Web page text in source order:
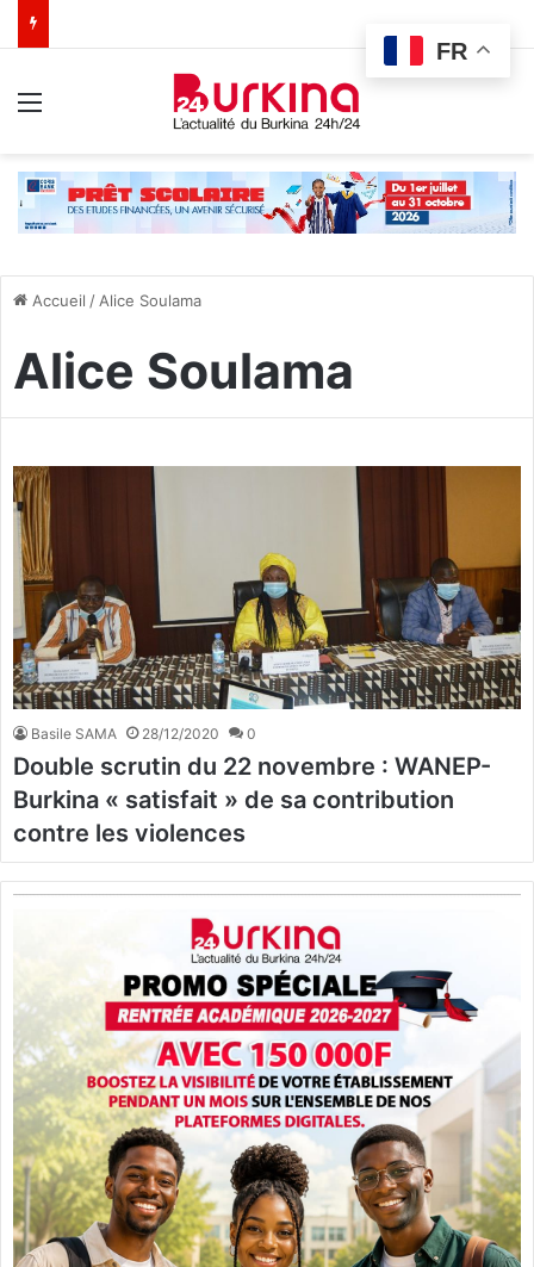
Accueil / Alice Soulama
Alice Soulama
Basile SAMA 28/12/2020 0
Double scrutin du 22 novembre : WANEP-
Burkina « satisfait » de sa contribution
contre les violences
FR